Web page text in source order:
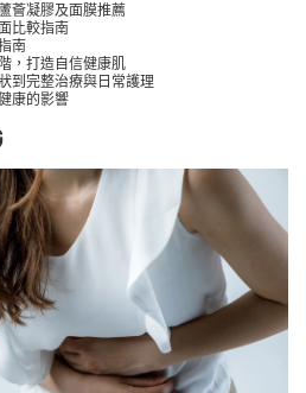
薈凝膠及面膜推薦
比較指南
南
，打造自信健康肌
到完整治療與日常護理
康的影響